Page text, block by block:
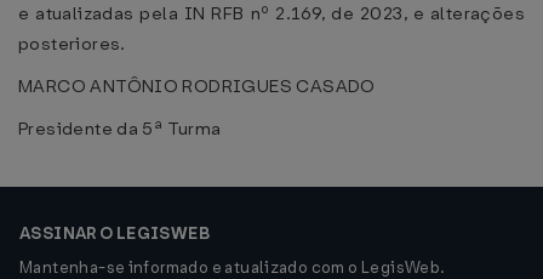
e atualizadas pela IN RFB nº 2.169, de 2023, e alterações
posteriores.
MARCO ANTÔNIO RODRIGUES CASADO
Presidente da 5ª Turma
ASSINAR O LEGISWEB
Mantenha-se informado e atualizado com o LegisWeb.